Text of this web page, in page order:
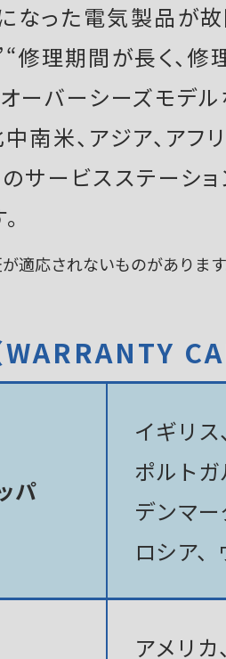
なった電気製品が
修理期間が長く、修
オーバーシーズモデ
中南米、アジア、ア
サービスステーシ
適応されないものがあります
パ
イギリ
ポルト
デンマ
ロシア
アメリ